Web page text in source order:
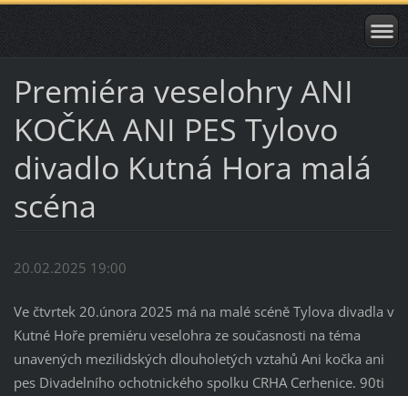
Premiéra veselohry ANI
KOČKA ANI PES Tylovo
divadlo Kutná Hora malá
scéna
20.02.2025 19:00
Ve čtvrtek 20.února 2025 má na malé scéně Tylova divadla v
Kutné Hoře premiéru veselohra ze současnosti na téma
unavených mezilidských dlouholetých vztahů Ani kočka ani
pes Divadelního ochotnického spolku CRHA Cerhenice. 90ti